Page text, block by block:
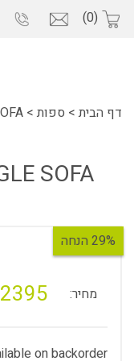
(0)
דף הבית > ספות >
SOFA
29% הנחה
מחיר:
on backorder